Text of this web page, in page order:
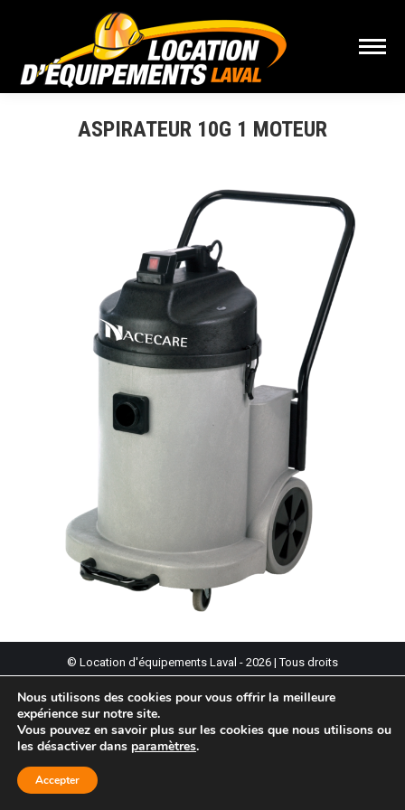
ASPIRATEUR 10G 1 MOTEUR
© Location d'équipements Laval - 2026 | Tous droits
Propulsé par :
Nous utilisons des cookies pour vous offrir la meilleure
expérience sur notre site.
Vous pouvez en savoir plus sur les cookies que nous utilisons ou
les désactiver dans paramètres.
Accepter